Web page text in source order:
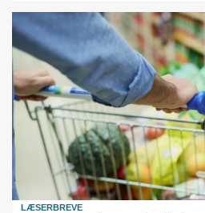
LÆSERBREVE